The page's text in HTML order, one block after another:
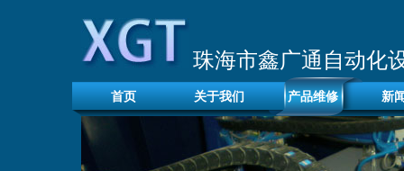
珠海市鑫广通自动化
首页 关于我们 产品维修 新